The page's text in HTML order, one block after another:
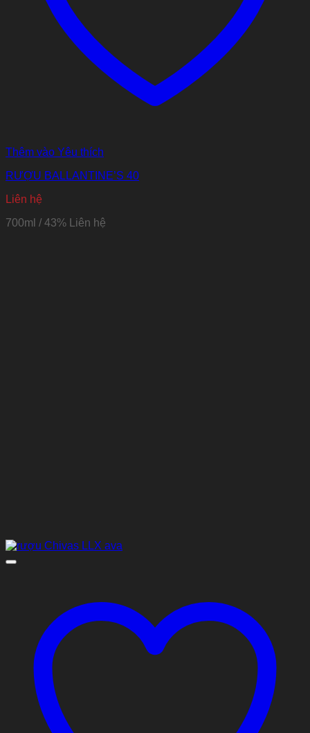
Thêm vào Yêu thích
RƯỢU BALLANTINE’S 40
Liên hệ
700ml / 43% Liên hệ